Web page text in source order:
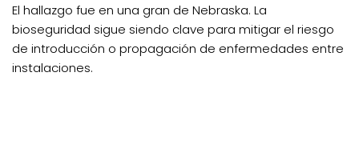
El hallazgo fue en una gran de Nebraska. La
bioseguridad sigue siendo clave para mitigar el riesgo
de introducción o propagación de enfermedades entre
instalaciones.